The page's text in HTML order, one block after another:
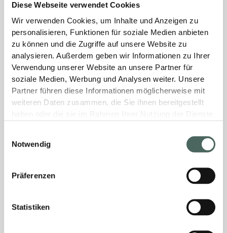
Diese Webseite verwendet Cookies
Wir verwenden Cookies, um Inhalte und Anzeigen zu
personalisieren, Funktionen für soziale Medien anbieten
zu können und die Zugriffe auf unsere Website zu
analysieren. Außerdem geben wir Informationen zu Ihrer
Verwendung unserer Website an unsere Partner für
soziale Medien, Werbung und Analysen weiter. Unsere
Partner führen diese Informationen möglicherweise mit
weiteren Daten zusammen, die Sie ihnen bereitgestellt
Notwendig
Präferenzen
Statistiken